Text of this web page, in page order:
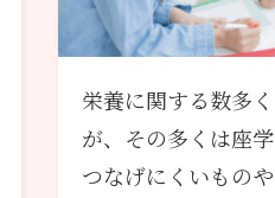
栄養に関する数多
が、その多くは座
つなげにくいもの